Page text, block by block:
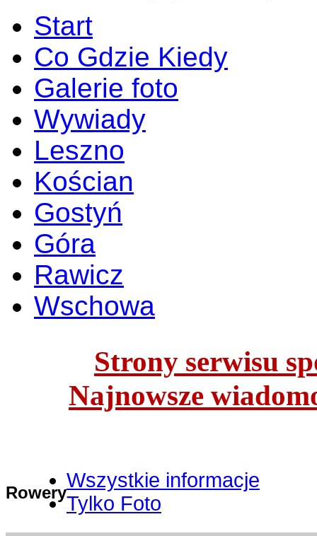
Start
Co Gdzie Kiedy
Galerie foto
Wywiady
Leszno
Kościan
Gostyń
Góra
Rawicz
Wschowa
Strony serwisu
Najnowsze
Rowery
Wszystkie informacje
Tylko Foto